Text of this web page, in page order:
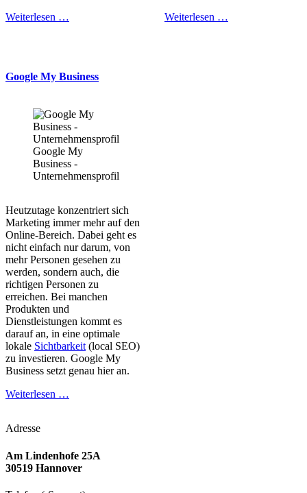
Weiterlesen …
Weiterlesen …
Google My Business
Google My
Business -
Unternehmensprofil
Heutzutage konzentriert sich
Marketing immer mehr auf den
Online-Bereich. Dabei geht es
nicht einfach nur darum, von
mehr Personen gesehen zu
werden, sondern auch, die
richtigen Personen zu
erreichen. Bei manchen
Produkten und
Dienstleistungen kommt es
darauf an, in eine optimale
lokale Sichtbarkeit (local SEO)
zu investieren. Google My
Business setzt genau hier an.
Weiterlesen …
Adresse
Am Lindenhofe 25A
30519 Hannover